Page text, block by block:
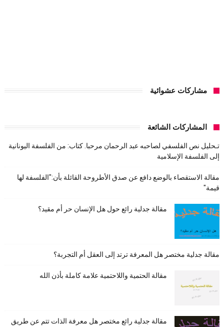
مشاركات عشوائية
المشاركات الشائعة
تـحليل نص الفلسفي لصاحبه عبد الرحمان مرحبا. كتاب: من الفلسفة اليونانية
إلى الفلسفة الإسلامية
مقالة الاستقصاء بالوضع دافع عن صدق الأطروحة القائلة بأن:"الفلسفة لها
قيمة"
مقالة جدلية رائع حول هل الإنسان حر أم مقيد؟
مقالة جدلية مختصر هل المعرفة ترتد إلى العقل أم التجربة؟
مقالة الحتمية واللاحتمية علامة كاملة بأذن الله
مقالة جدلية رائع مختصر هل معرفة الذات تتم عن طريق